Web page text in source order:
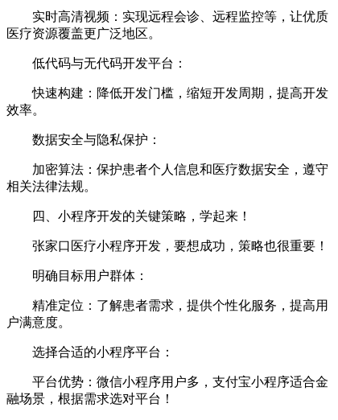
实时高清视频：实现远程会诊、远程监控等，让优质
医疗资源覆盖更广泛地区。
低代码与无代码开发平台：
快速构建：降低开发门槛，缩短开发周期，提高开发
效率。
数据安全与隐私保护：
加密算法：保护患者个人信息和医疗数据安全，遵守
相关法律法规。
四、小程序开发的关键策略，学起来！
张家口医疗小程序开发，要想成功，策略也很重要！
明确目标用户群体：
精准定位：了解患者需求，提供个性化服务，提高用
户满意度。
选择合适的小程序平台：
平台优势：微信小程序用户多，支付宝小程序适合金
融场景，根据需求选对平台！